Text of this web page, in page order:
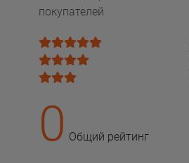
покупателей
0 Общий рейтинг